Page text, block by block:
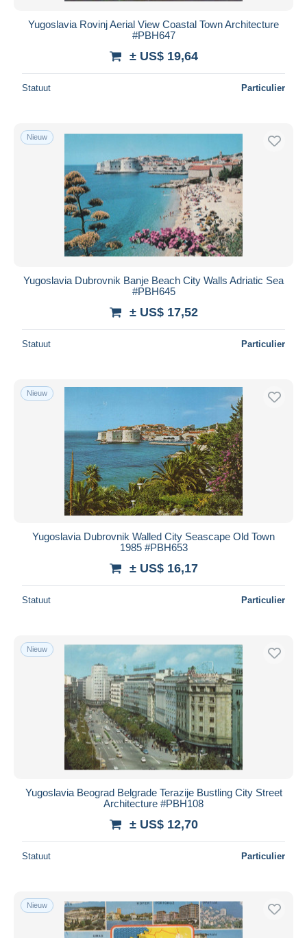
Yugoslavia Rovinj Aerial View Coastal Town Architecture
#PBH647
± US$ 19,64
Statuut Particulier
Nieuw
Yugoslavia Dubrovnik Banje Beach City Walls Adriatic Sea
#PBH645
± US$ 17,52
Statuut Particulier
Nieuw
Yugoslavia Dubrovnik Walled City Seascape Old Town
1985 #PBH653
± US$ 16,17
Statuut Particulier
Nieuw
Yugoslavia Beograd Belgrade Terazije Bustling City Street
Architecture #PBH108
± US$ 12,70
Statuut Particulier
Nieuw